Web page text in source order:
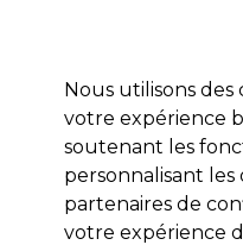
Marques Bons plans
Nous utilisons
votre expérience
soutenant les
personnalisant les
partenaires de
votre expérience